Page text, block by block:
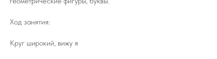
Ход занятия:
Круг широкий, вижу я